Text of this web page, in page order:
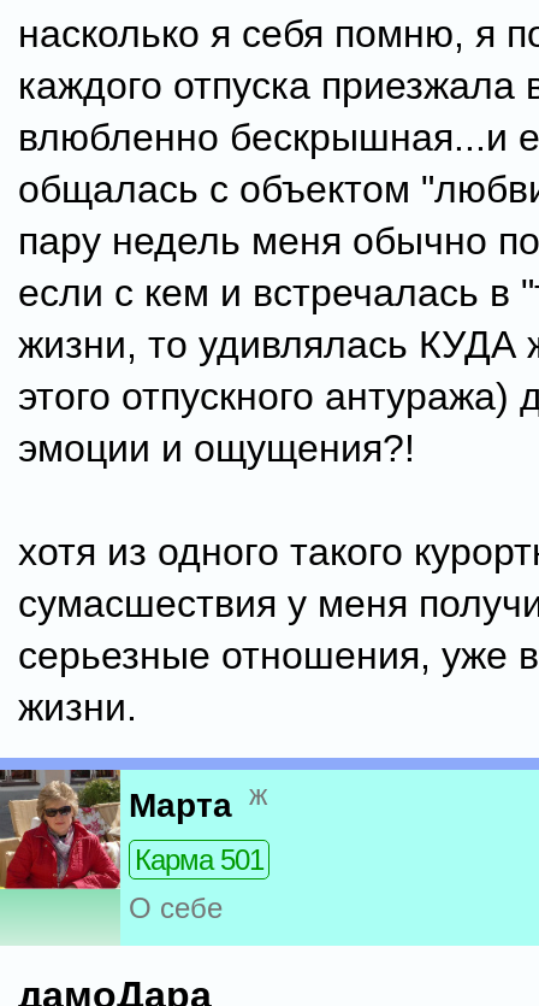
насколько я себя помню, я
каждого отпуска приезжала
влюбленно бескрышная...и
общалась с объектом
пару недель меня обычно
если с кем и встречалась в
жизни, то удивлялась КУДА
этого отпускного антуража)
эмоции и ощущения?!
хотя из одного такого
сумасшествия у меня
серьезные отношения, уже
жизни.
Марта ж
Карма 501
О себе
дамоДара